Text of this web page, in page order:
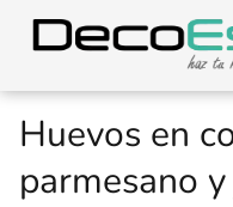
Huevos en
parmesano